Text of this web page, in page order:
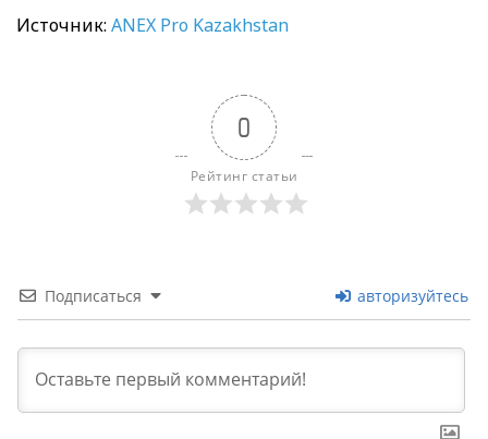
Источник: ANEX Pro Kazakhstan
0
Рейтинг статьи
Подписаться авторизуйтесь